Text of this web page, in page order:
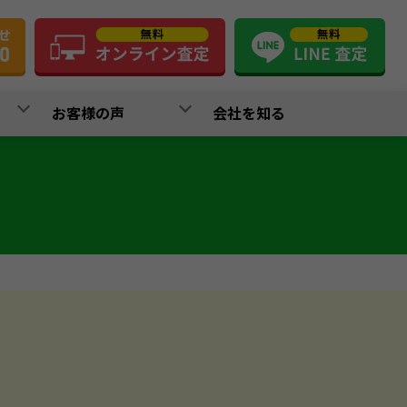
お客様の声 会社を知る